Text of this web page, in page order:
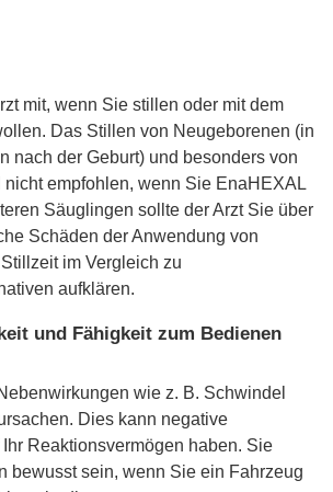
mit, wenn Sie stillen oder mit dem
Das Stillen von Neugeborenen (in
nach der Geburt) und besonders von
nicht empfohlen, wenn Sie EnaHEXAL
Säuglingen sollte der Arzt Sie über
Schäden der Anwendung von
im Vergleich zu
aufklären.
und Fähigkeit zum Bedienen
wie z. B. Schwindel
Dies kann negative
Reaktionsvermögen haben. Sie
bewusst sein, wenn Sie ein Fahrzeug